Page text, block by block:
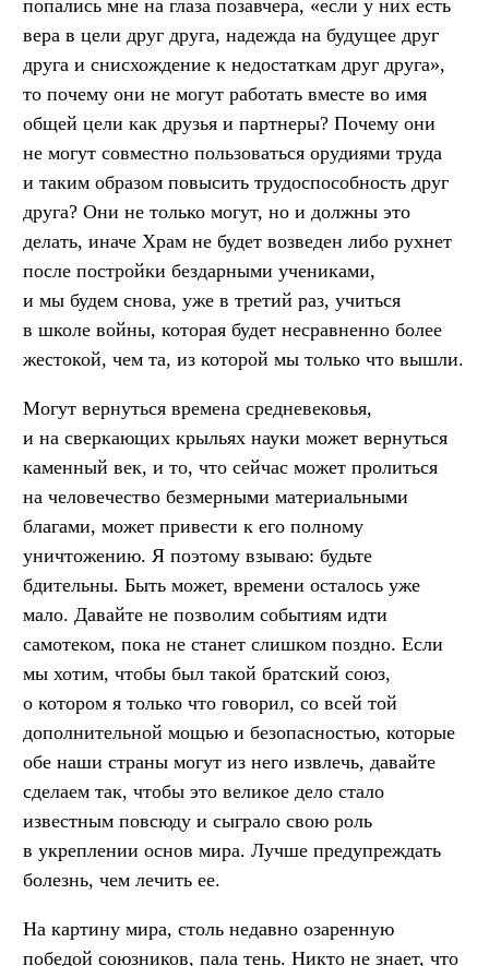
попались мне на глаза позавчера, «если у них есть
вера в цели друг друга, надежда на будущее друг
друга и снисхождение к недостаткам друг друга»,
то почему они не могут работать вместе во имя
общей цели как друзья и партнеры? Почему они
не могут совместно пользоваться орудиями труда
и таким образом повысить трудоспособность друг
друга? Они не только могут, но и должны это
делать, иначе Храм не будет возведен либо рухнет
после постройки бездарными учениками,
и мы будем снова, уже в третий раз, учиться
в школе войны, которая будет несравненно более
жестокой, чем та, из которой мы только что вышли.
Могут вернуться времена средневековья,
и на сверкающих крыльях науки может вернуться
каменный век, и то, что сейчас может пролиться
на человечество безмерными материальными
благами, может привести к его полному
уничтожению. Я поэтому взываю: будьте
бдительны. Быть может, времени осталось уже
мало. Давайте не позволим событиям идти
самотеком, пока не станет слишком поздно. Если
мы хотим, чтобы был такой братский союз,
о котором я только что говорил, со всей той
дополнительной мощью и безопасностью, которые
обе наши страны могут из него извлечь, давайте
сделаем так, чтобы это великое дело стало
известным повсюду и сыграло свою роль
в укреплении основ мира. Лучше предупреждать
болезнь, чем лечить ее.
На картину мира, столь недавно озаренную
победой союзников, пала тень. Никто не знает, что